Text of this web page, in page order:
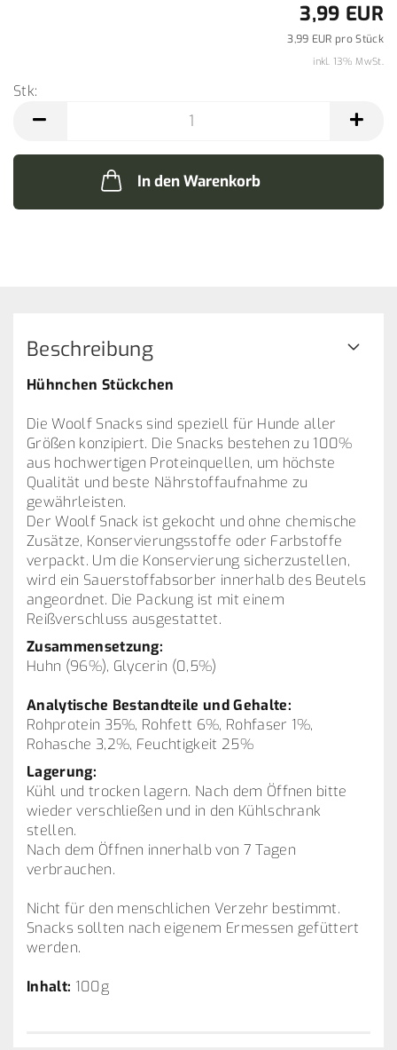
3,99 EUR
3,99 EUR pro Stück
inkl. 13% MwSt.
Stk:
In den Warenkorb
Beschreibung
Hühnchen Stückchen
Die Woolf Snacks sind speziell für Hunde aller
Größen konzipiert. Die Snacks bestehen zu 100%
aus hochwertigen Proteinquellen, um höchste
Qualität und beste Nährstoffaufnahme zu
gewährleisten.
Der Woolf Snack ist gekocht und ohne chemische
Zusätze, Konservierungsstoffe oder Farbstoffe
verpackt. Um die Konservierung sicherzustellen,
wird ein Sauerstoffabsorber innerhalb des Beutels
angeordnet. Die Packung ist mit einem
Reißverschluss ausgestattet.
Zusammensetzung:
Huhn (96%), Glycerin (0,5%)
Analytische Bestandteile und Gehalte:
Rohprotein 35%, Rohfett 6%, Rohfaser 1%,
Rohasche 3,2%, Feuchtigkeit 25%
Lagerung:
Kühl und trocken lagern. Nach dem Öffnen bitte
wieder verschließen und in den Kühlschrank
stellen.
Nach dem Öffnen innerhalb von 7 Tagen
verbrauchen.
Nicht für den menschlichen Verzehr bestimmt.
Snacks sollten nach eigenem Ermessen gefüttert
werden.
Inhalt: 100g